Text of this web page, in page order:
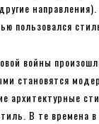
пользовался
войны
становятся
архитектурные
В те времена в